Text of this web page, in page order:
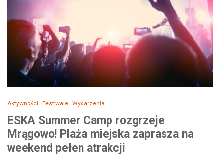
Aktywności Festiwale Wydarzenia
ESKA Summer Camp rozgrzeje
Mrągowo! Plaża miejska zaprasza na
weekend pełen atrakcji